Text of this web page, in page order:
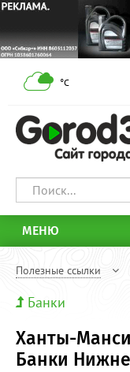
°С
МЕНЮ
Полезные ссылки
Банки
Ханты-
Банки